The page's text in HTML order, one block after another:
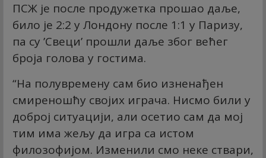
ПСЖ је после продужетка прошао даље,
било је 2:2 у Лондону после 1:1 у Паризу,
па су ’Свеци’ прошли даље због већег
броја голова у гостима.
“На полувремену сам био изненађен
смиреношћу својих играча. Нисмо били у
доброј ситуацији, али осетио сам да мој
тим има жељу да игра са истом
филозофијом. Изменили смо неке ствари,